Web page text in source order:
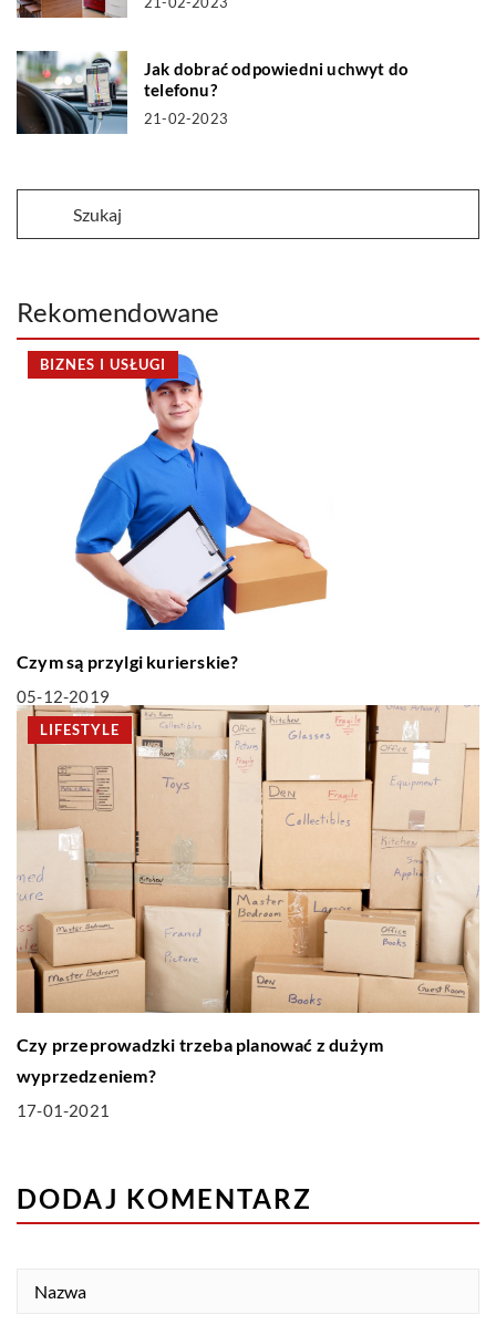
Jak dobrać odpowiedni uchwyt do
telefonu?
21-02-2023
Rekomendowane
BIZNES I USŁUGI
Czym są przylgi kurierskie?
05-12-2019
LIFESTYLE
Czy przeprowadzki trzeba planować z dużym
wyprzedzeniem?
17-01-2021
DODAJ KOMENTARZ